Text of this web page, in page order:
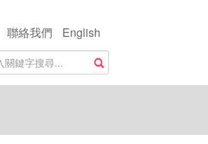
聯絡我們
English
搜尋